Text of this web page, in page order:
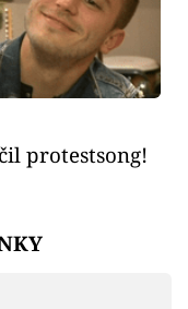
protestsong!